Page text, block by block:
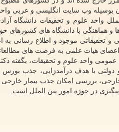
وب سایت انگلیسی و عربی
واحد علوم و تحقیقات دانشگاه
و تحقیقاتی موجود و اطلاع
اعضای هیات علمی به فرصت های
واحد علوم و تحقیقات، بگفته
با هدف درآمدزایی، جذب بورس
بررسی امکان جذب بیمار خارجی در
در حوزه امور بین الملل است.